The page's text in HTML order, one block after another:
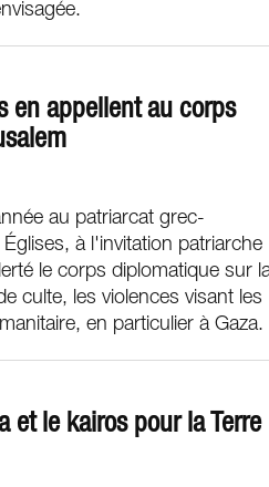
en appellent au corps
au patriarcat grec-
à l'invitation patriarche
le corps diplomatique sur
culte, les violences visant les
en particulier à Gaza.
et le kairos pour la Terre